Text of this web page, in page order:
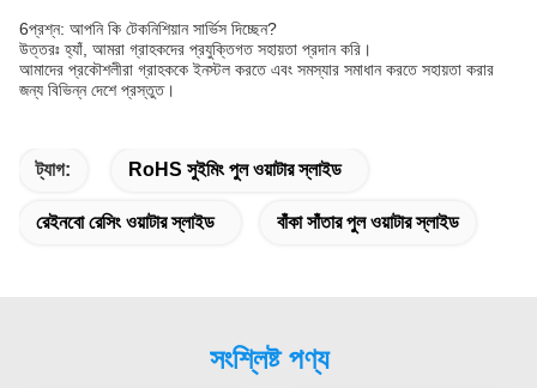
6প্রশ্ন: আপনি কি টেকনিশিয়ান সার্ভিস দিচ্ছেন?
উত্তরঃ হ্যাঁ, আমরা গ্রাহকদের প্রযুক্তিগত সহায়তা প্রদান করি।
আমাদের প্রকৌশলীরা গ্রাহককে ইনস্টল করতে এবং সমস্যার সমাধান করতে সহায়তা করার
জন্য বিভিন্ন দেশে প্রস্তুত।
ট্যাগ: RoHS সুইমিং পুল ওয়াটার স্লাইড
রেইনবো রেসিং ওয়াটার স্লাইড বাঁকা সাঁতার পুল ওয়াটার স্লাইড
সংশ্লিষ্ট পণ্য